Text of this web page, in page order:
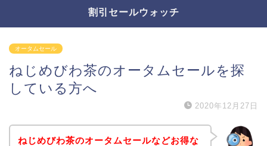
割引セールウォッチ
オータムセール
ねじめびわ茶のオータムセールを探
している方へ
2020年12月27日
ねじめびわ茶のオータムセールなどお得な